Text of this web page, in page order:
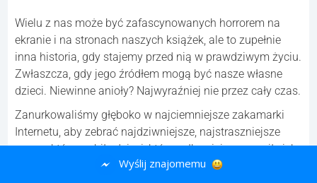
Wielu z nas może być zafascynowanych horrorem na
ekranie i na stronach naszych książek, ale to zupełnie
inna historia, gdy stajemy przed nią w prawdziwym życiu.
Zwłaszcza, gdy jego źródłem mogą być nasze własne
dzieci. Niewinne anioły? Najwyraźniej nie przez cały czas.
Zanurkowaliśmy głęboko w najciemniejsze zakamarki
Internetu, aby zebrać najdziwniejsze, najstraszniejsze
rzeczy, które zrobiły dzieci, które całkowicie przeraziły ich
rodziców. Jasne, niektóre z tych postów wyglądają
Wyślij znajomemu